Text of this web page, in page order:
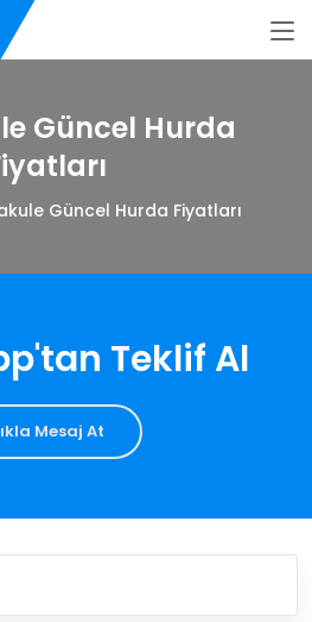
Güncel Hurda
Güncel Hurda Fiyatları
Teklif Al
Mesaj At